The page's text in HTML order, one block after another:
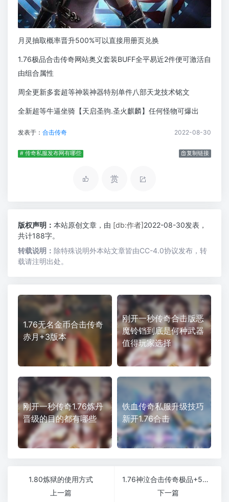
月灵抽取概率晋升500%可以直接用册页兑换
1.76极品合击传奇网站奥义套装BUFF全平易近2件便可激活自
由组合属性
周全更新多套超等神装神器特别单件八部天龙技术铭文
全新超等牛逼坐骑【天启圣驹.圣火麒麟】任何怪物可爆出
发表于： 合击传奇 2022-08-30
# 传奇私服发布网有哪些 复制链接
赏
版权声明： 本站原创文章，由 [db:作者]2022-08-30发表，
共计188字。
转载说明： 除特殊说明外本站文章皆由CC-4.0协议发布，转
载请注明出处。
1.76无名金币合击传奇
赤月+3版本
刚开一秒传奇合击版恶
魔铃铛到底是何种武器
值得玩家选择
刚开一秒传奇1.76炼丹
晋级的目的都有哪些
铁血传奇私服升级技巧
新开1.76合击
1.80炼狱的使用方式
上一篇
1.76神泣合击传奇极品+5最高微变版本
下一篇